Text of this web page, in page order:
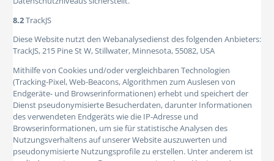
8.2TrackJS
Diese Website nutzt den Webanalysedienst des folgenden Anbieters:
TrackJS, 215 Pine St W, Stillwater, Minnesota, 55082, USA
Mithilfe von Cookies und/oder vergleichbaren Technologien
(Tracking-Pixel, Web-Beacons, Algorithmen zum Auslesen von
Endgeräte- und Browserinformationen) erhebt und speichert der
Dienst pseudonymisierte Besucherdaten, darunter Informationen
des verwendeten Endgeräts wie die IP-Adresse und
Browserinformationen, um sie für statistische Analysen des
Nutzungsverhaltens auf unserer Website auszuwerten und
pseudonymisierte Nutzungsprofile zu erstellen. Unter anderem ist